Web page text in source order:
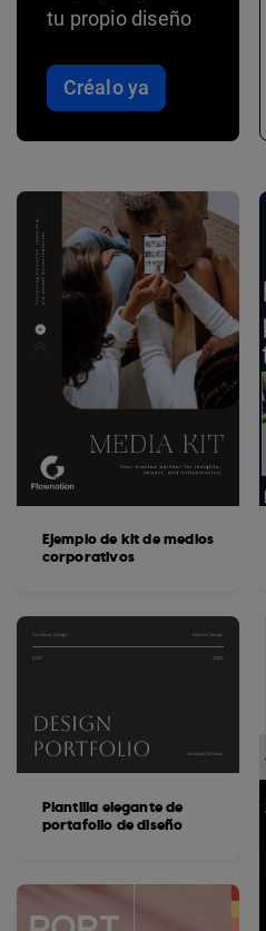
tu propio diseño
Créalo ya
Ejemplo de kit de medios
corporativos
Plantilla elegante de
portafolio de diseño